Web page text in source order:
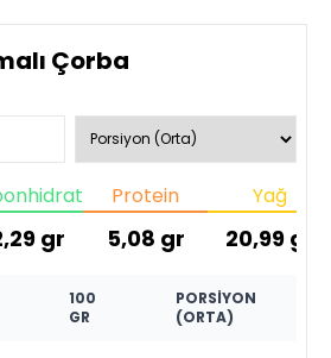
Çorba
gr
Protein
5,08 gr
Yağ
20,99 gr
100
GR
PORSIYON
(ORTA)